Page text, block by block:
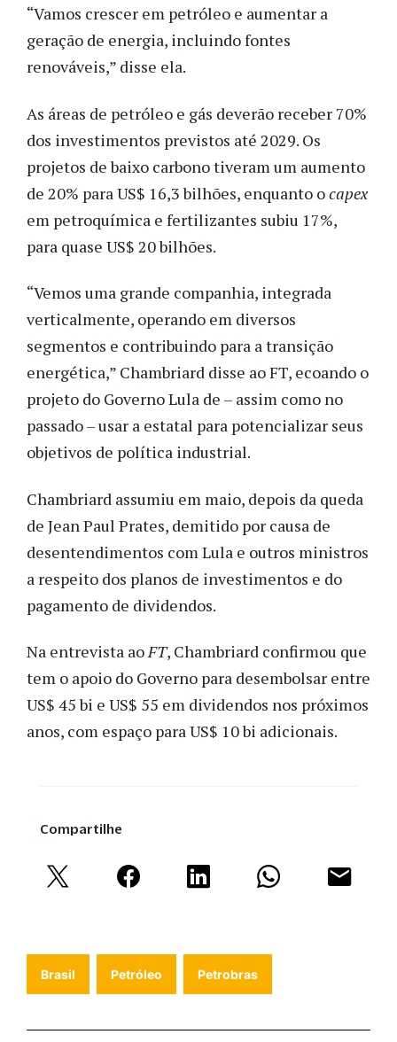
“Vamos crescer em petróleo e aumentar a
geração de energia, incluindo fontes
renováveis,” disse ela.
As áreas de petróleo e gás deverão receber 70%
dos investimentos previstos até 2029. Os
projetos de baixo carbono tiveram um aumento
de 20% para US$ 16,3 bilhões, enquanto ocapex
em petroquímica e fertilizantes subiu 17%,
para quase US$ 20 bilhões.
“Vemos uma grande companhia, integrada
verticalmente, operando em diversos
segmentos e contribuindo para a transição
energética,” Chambriard disse ao FT, ecoando o
projeto do Governo Lula de – assim como no
passado – usar a estatal para potencializar seus
objetivos de política industrial.
Chambriard assumiu em maio, depois da queda
de Jean Paul Prates, demitido por causa de
desentendimentos com Lula e outros ministros
a respeito dos planos de investimentos e do
pagamento de dividendos.
Na entrevista aoFT, Chambriard confirmou que
tem o apoio do Governo para desembolsar entre
US$ 45 bi e US$ 55 em dividendos nos próximos
anos, com espaço para US$ 10 bi adicionais.
Compartilhe
Brasil Petróleo Petrobras